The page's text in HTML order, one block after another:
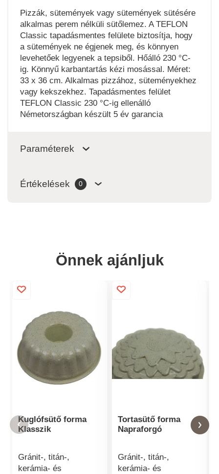
Pizzák, sütemények vagy sütemények sütésére
alkalmas perem nélküli sütőlemez. A TEFLON
Classic tapadásmentes felülete biztosítja, hogy
a sütemények ne égjenek meg, és könnyen
levehetőek legyenek a tepsiből. Hőálló 230 °C-
ig. Könnyű karbantartás kézi mosással. Méret:
33 x 36 cm. Alkalmas pizzához, süteményekhez
vagy kekszekhez. Tapadásmentes felület
TEFLON Classic 230 °C-ig ellenálló
Németországban készült 5 év garancia
Paraméterek
Értékelések 0
Önnek ajánljuk
Kuglófsütő forma
Klasszik
Gránit-, titán-,
kerámia- és
Tortasütő forma
Napraforgó
Gránit-, titán-,
kerámia- és